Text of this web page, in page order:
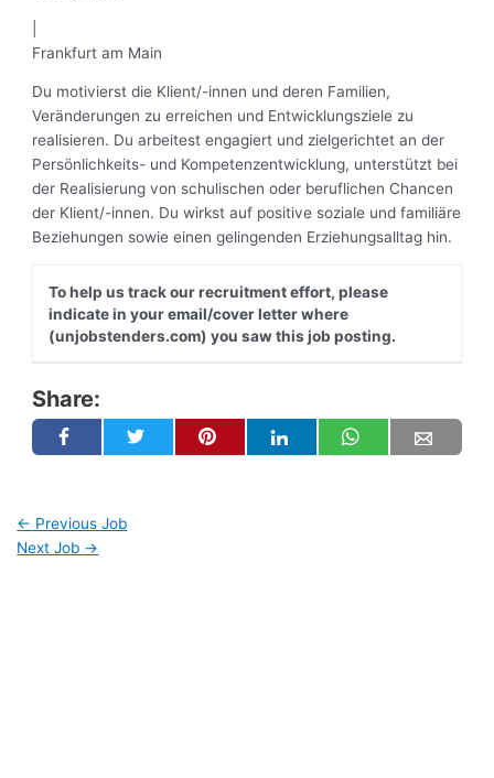
Frankfurt am Main
Du motivierst die Klient/-innen und deren Familien,
Veränderungen zu erreichen und Entwicklungsziele zu
realisieren. Du arbeitest engagiert und zielgerichtet an der
Persönlichkeits- und Kompetenzentwicklung, unterstützt bei
der Realisierung von schulischen oder beruflichen Chancen
der Klient/-innen. Du wirkst auf positive soziale und familiäre
Beziehungen sowie einen gelingenden Erziehungsalltag hin.
To help us track our recruitment effort, please
indicate in your email/cover letter where
(unjobstenders.com) you saw this job posting.
Share:
← Previous Job
Next Job →